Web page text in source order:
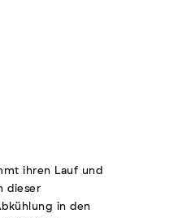
ihren Lauf und
dieser
in den